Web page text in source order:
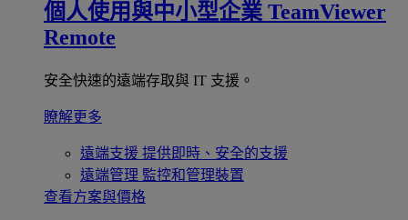
個人使用與中小型企業 TeamViewer
Remote
安全快速的遠端存取與 IT 支援。
瞭解更多
遠端支援 提供即時、安全的支援
遠端管理 監控和管理裝置
查看方案與價格